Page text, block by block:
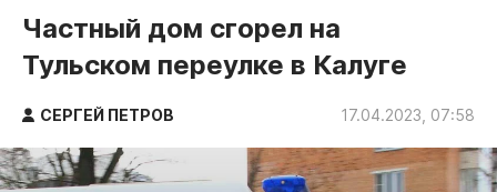
Обнинск
Новости компаний
Статьи
Народные новости
Авто и транспорт
Благоустройство
Частный дом сгорел на
Тульском переулке в Калуге
СЕРГЕЙ ПЕТРОВ 17.04.2023, 07:58